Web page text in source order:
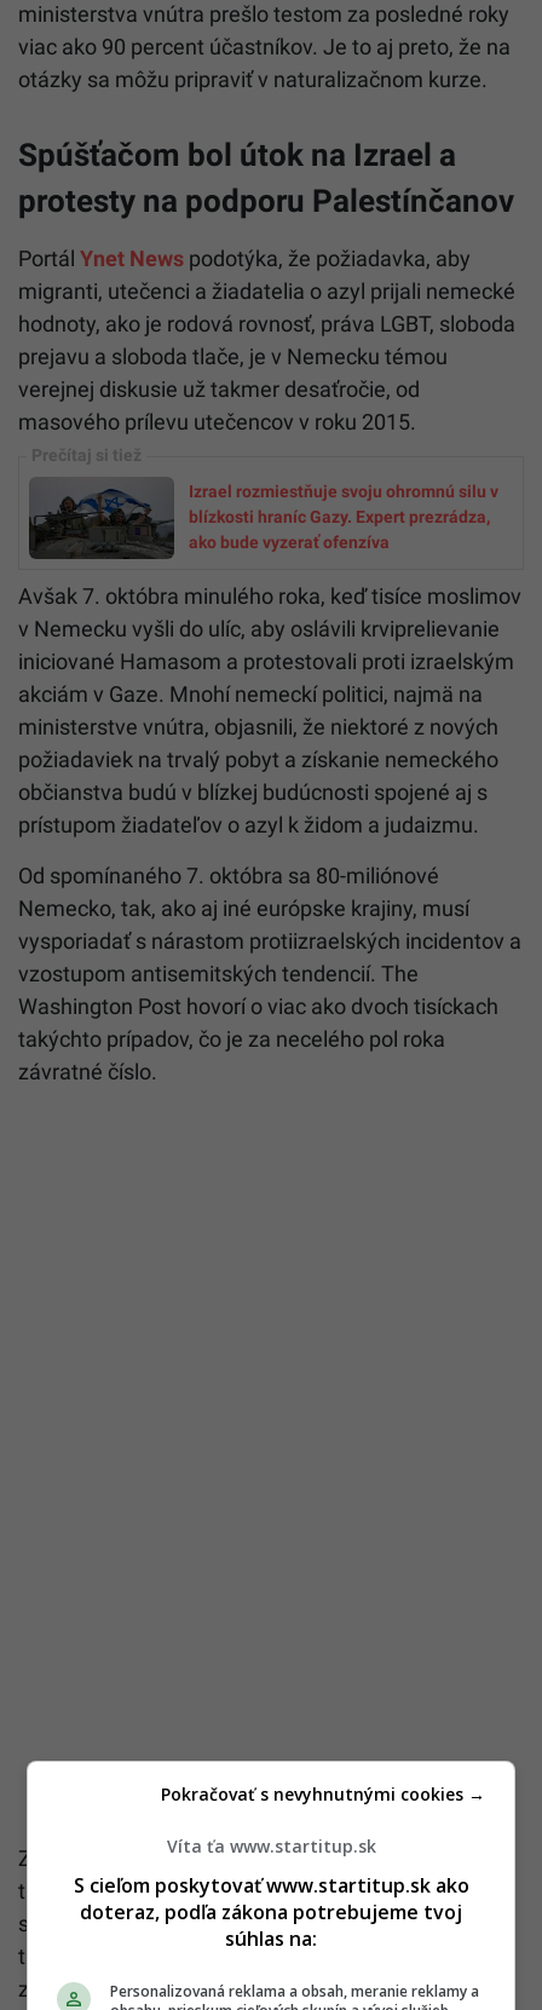
ministerstva vnútra prešlo testom za posledné roky
viac ako 90 percent účastníkov. Je to aj preto, že na
otázky sa môžu pripraviť v naturalizačnom kurze.
Spúšťačom bol útok na Izrael a
protesty na podporu Palestínčanov
Portál Ynet News podotýka, že požiadavka, aby
migranti, utečenci a žiadatelia o azyl prijali nemecké
hodnoty, ako je rodová rovnosť, práva LGBT, sloboda
prejavu a sloboda tlače, je v Nemecku témou
verejnej diskusie už takmer desaťročie, od
masového prílevu utečencov v roku 2015.
Izrael rozmiestňuje svoju ohromnú silu v
blízkosti hraníc Gazy. Expert prezrádza,
ako bude vyzerať ofenzíva
Avšak 7. októbra minulého roka, keď tisíce moslimov
v Nemecku vyšli do ulíc, aby oslávili krviprelievanie
iniciované Hamasom a protestovali proti izraelským
akciám v Gaze. Mnohí nemeckí politici, najmä na
ministerstve vnútra, objasnili, že niektoré z nových
požiadaviek na trvalý pobyt a získanie nemeckého
občianstva budú v blízkej budúcnosti spojené aj s
prístupom žiadateľov o azyl k židom a judaizmu.
Od spomínaného 7. októbra sa 80-miliónové
Nemecko, tak, ako aj iné európske krajiny, musí
vysporiadať s nárastom protiizraelských incidentov a
vzostupom antisemitských tendencií. The
Washington Post hovorí o viac ako dvoch tisíckach
takýchto prípadov, čo je za necelého pol roka
závratné číslo.
Zatiaľ čo antisemitizmus ako taký nie je v Nemecku
trestným činom, antisemitskú motiváciu pre
spáchanie trestného činu je možné pri ukladaní
trestu zohľadniť. V apríli 2023 vláda oznámila, že
zvýši ročné platby Ústrednej rade Židov v Nemecku
Víta ťa www.startitup.sk
S cieľom poskytovať www.startitup.sk ako
doteraz, podľa zákona potrebujeme tvoj
súhlas na:
Personalizovaná reklama a obsah, meranie reklamy a
Pokračovať s nevyhnutnými cookies →